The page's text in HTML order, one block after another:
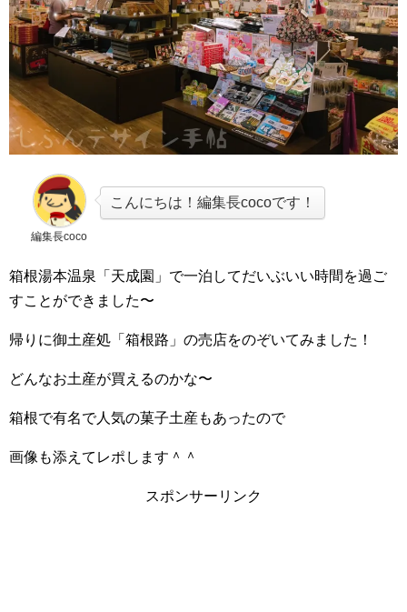
編集長coco
こんにちは！編集長cocoです！
箱根湯本温泉「天成園」で一泊してだいぶいい時間を過ご
すことができました〜
帰りに御土産処「箱根路」の売店をのぞいてみました！
どんなお土産が買えるのかな〜
箱根で有名で人気の菓子土産もあったので
画像も添えてレポします＾＾
スポンサーリンク